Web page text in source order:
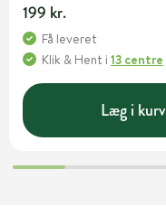
199 kr.
Få leveret
Klik & Hent i 13 centre
Læg i kurv